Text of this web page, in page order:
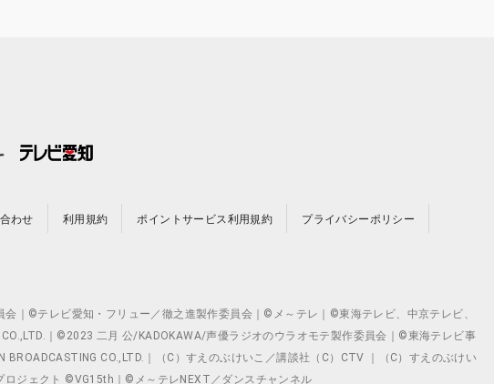
わせ 利用規約 ポイントサービス利用規約 プライバシーポリシー
｜©テレビ愛知・フリュー／徹之進製作委員会｜©メ～テレ｜©東海テレビ、中京テレビ、
｜©2023 二月 公/KADOKAWA/声優ラジオのウラオモテ製作委員会｜©東海テレビ事
CO.,LTD.｜（C）すえのぶけいこ／講談社（C）CTV ｜（C）すえのぶけい
ロジェクト ©VG15th｜©メ～テレNEXT／ダンスチャンネル